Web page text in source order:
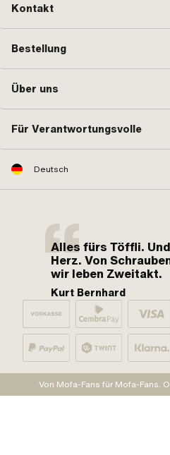
Kontakt
Bestellung
Über uns
Für Verantwortungsvolle
Deutsch
Alles fürs Töffli.
Herz. Von
wir leben Zweitakt.
Kurt Bernhard
Von Mofa-Fans für Mofa-Fans.